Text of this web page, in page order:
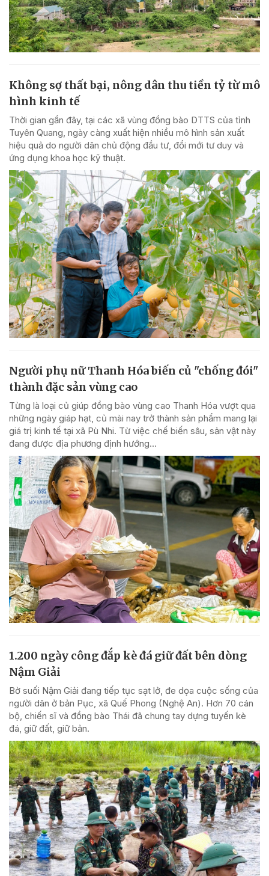
Không sợ thất bại, nông dân thu tiền tỷ từ mô
hình kinh tế
Thời gian gần đây, tại các xã vùng đồng bào DTTS của tỉnh
Tuyên Quang, ngày càng xuất hiện nhiều mô hình sản xuất
hiệu quả do người dân chủ động đầu tư, đổi mới tư duy và
ứng dụng khoa học kỹ thuật.
Người phụ nữ Thanh Hóa biến củ "chống đói"
thành đặc sản vùng cao
Từng là loại củ giúp đồng bào vùng cao Thanh Hóa vượt qua
những ngày giáp hạt, củ mài nay trở thành sản phẩm mang lại
giá trị kinh tế tại xã Pù Nhi. Từ việc chế biến sâu, sản vật này
đang được địa phương định hướng...
1.200 ngày công đắp kè đá giữ đất bên dòng
Nậm Giải
Bờ suối Nậm Giải đang tiếp tục sạt lở, đe dọa cuộc sống của
người dân ở bản Pục, xã Quế Phong (Nghệ An). Hơn 70 cán
bộ, chiến sĩ và đồng bào Thái đã chung tay dựng tuyến kè
đá, giữ đất, giữ bản.